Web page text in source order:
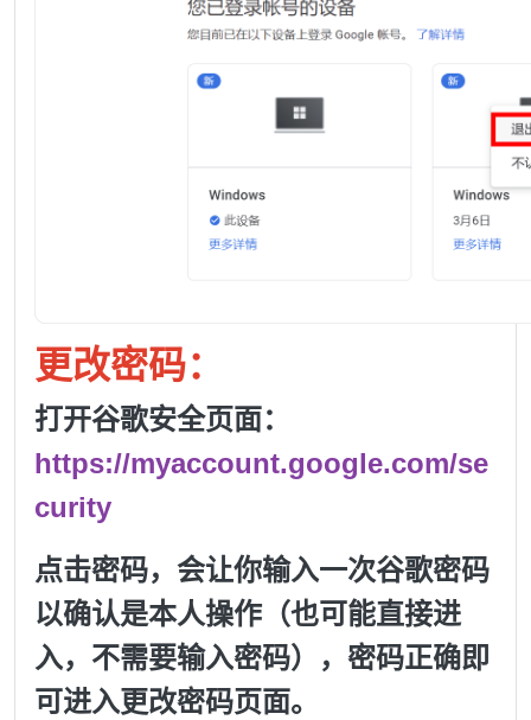
更改密码：
打开谷歌安全页面：
https://myaccount.google.com/se
curity
点击密码，会让你输入一次谷歌密码
以确认是本人操作（也可能直接进
入，不需要输入密码），密码正确即
可进入更改密码页面。